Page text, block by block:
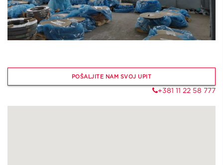
POŠALJITE NAM SVOJ UPIT
+381 11 22 58 777